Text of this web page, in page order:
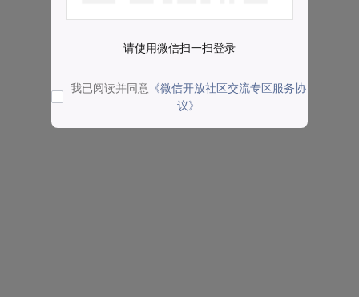
请使用微信扫一扫登录
我已阅读并同意 《微信开放社区交流专区服务协
议》